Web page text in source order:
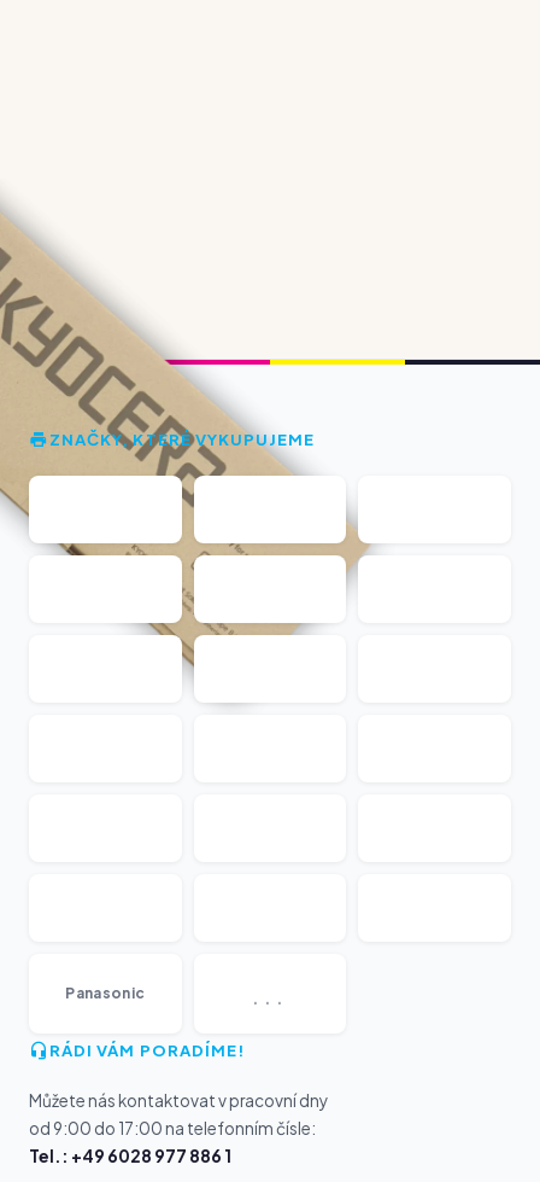
ZNAČKY, KTERÉ VYKUPUJEME
Panasonic ...
RÁDI VÁM PORADÍME!
Můžete nás kontaktovat v pracovní dny
od 9:00 do 17:00 na telefonním čísle:
Tel.: +49 6028 977 886 1